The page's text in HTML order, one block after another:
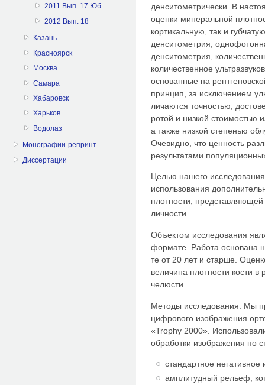
2011 Вып. 17 Юб.
2012 Вып. 18
Казань
Красноярск
Москва
Самара
Хабаровск
Харьков
Водолаз
Монографии-репринт
Диссертации
денситометрически. В
оценки минеральной
кортикальную, так и
денситометрия,
денситометрия,
количественное
основанные на
принцип, за исключением
личаются точностью,
ротой и низкой стоимостью
а также низкой степенью
Очевид­но, что ценность
результатами
Целью нашего
использования
плотности,
личности.
Объектом исследования
формате. Работа основана
те от 20 лет и старше.
величина плотности кости
челюсти.
Методы исследования. Мы
цифрового изображения
«Trophy 2000».
обра­ботки изображения по
стандартное негативное
амплитудный рельеф,